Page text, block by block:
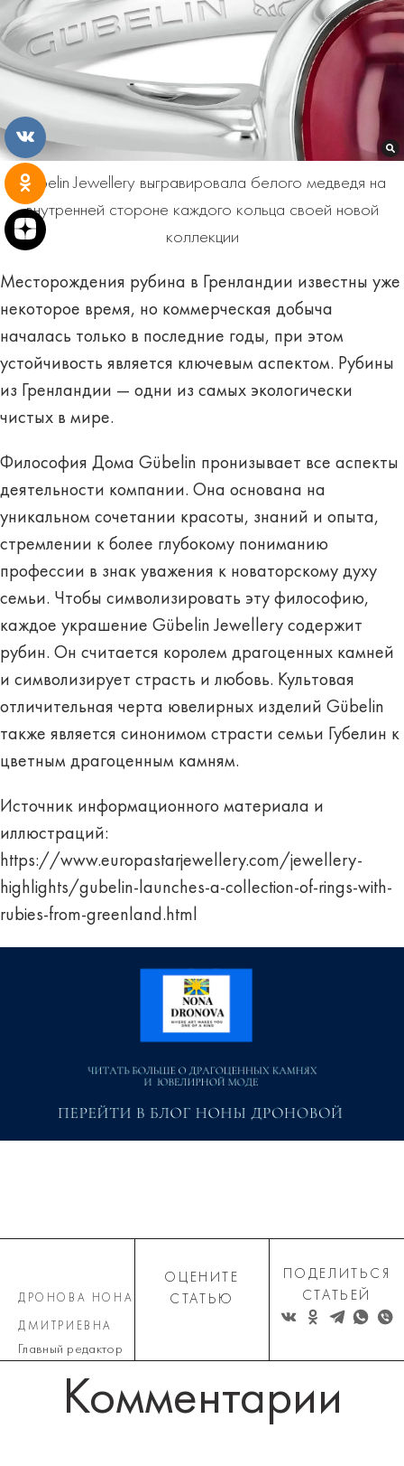
Gübelin Jewellery выгравировала белого медведя на
внутренней стороне каждого кольца своей новой
коллекции
Месторождения рубина в Гренландии известны уже
некоторое время, но коммерческая добыча
началась только в последние годы, при этом
устойчивость является ключевым аспектом. Рубины
из Гренландии — одни из самых экологически
чистых в мире.
Философия Дома Gübelin пронизывает все аспекты
деятельности компании. Она основана на
уникальном сочетании красоты, знаний и опыта,
стремлении к более глубокому пониманию
профессии в знак уважения к новаторскому духу
семьи. Чтобы символизировать эту философию,
каждое украшение Gübelin Jewellery содержит
рубин. Он считается королем драгоценных камней
и символизирует страсть и любовь. Культовая
отличительная черта ювелирных изделий Gübelin
также является синонимом страсти семьи Губелин к
цветным драгоценным камням.
Источник информационного материала и
иллюстраций:
https://www.europastarjewellery.com/jewellery-
highlights/gubelin-launches-a-collection-of-rings-with-
rubies-from-greenland.html
ДРОНОВА НОНА
ДМИТРИЕВНА
Главный редактор
ОЦЕНИТЕ
СТАТЬЮ
ПОДЕЛИТЬСЯ
СТАТЬЕЙ
Комментарии